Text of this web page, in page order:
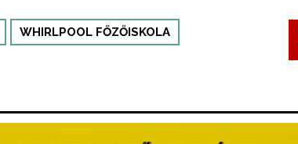
WHIRLPOOL FŐZŐISKOLA